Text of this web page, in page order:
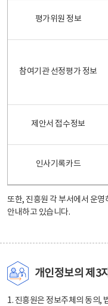
평가위원 정보
참여기관 선정평가 정보
제안서 접수정보
인사기록카드
또한, 진흥원 각 부서에서 운
안내하고 있습니다.
개인정보의 제3
1. 진흥원은 정보주체의 동의,